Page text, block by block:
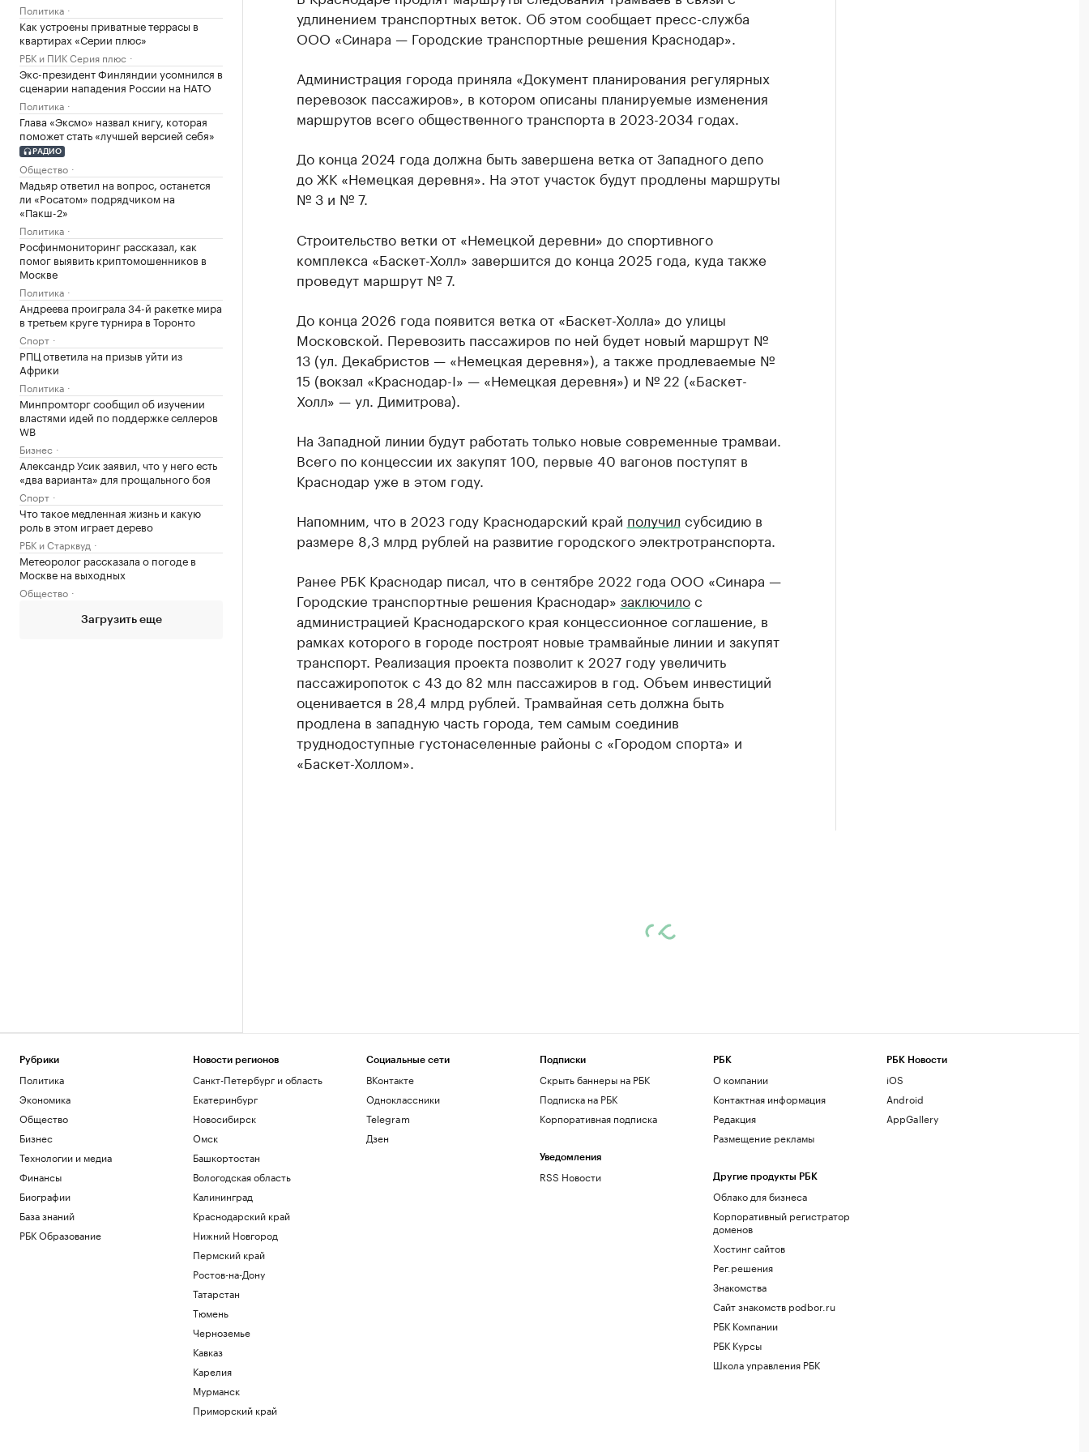
Политика
Как устроены приватные террасы в
квартирах «Серии плюс»
РБК и ПИК Серия плюс
Экс-президент Финляндии усомнился в
сценарии нападения России на НАТО
Политика
Глава «Эксмо» назвал книгу, которая
поможет стать «лучшей версией себя»
РАДИО
Общество
Мадьяр ответил на вопрос, останется
ли «Росатом» подрядчиком на
«Пакш-2»
Политика
Росфинмониторинг рассказал, как
помог выявить криптомошенников в
Москве
Политика
Андреева проиграла 34-й ракетке мира
в третьем круге турнира в Торонто
Спорт
РПЦ ответила на призыв уйти из
Африки
Политика
Минпромторг сообщил об изучении
властями идей по поддержке селлеров
WB
Бизнес
Александр Усик заявил, что у него есть
«два варианта» для прощального боя
Спорт
Что такое медленная жизнь и какую
роль в этом играет дерево
РБК и Старквуд
Метеоролог рассказала о погоде в
Москве на выходных
Общество
Загрузить еще
удлинением транспортных веток. Об этом сообщает пресс-служба
ООО «Синара — Городские транспортные решения Краснодар».
Администрация города приняла «Документ планирования регулярных
перевозок пассажиров», в котором описаны планируемые изменения
маршрутов всего общественного транспорта в 2023-2034 годах.
До конца 2024 года должна быть завершена ветка от Западного депо
до ЖК «Немецкая деревня». На этот участок будут продлены маршруты
№ 3 и № 7.
Строительство ветки от «Немецкой деревни» до спортивного
комплекса «Баскет-Холл» завершится до конца 2025 года, куда также
проведут маршрут № 7.
До конца 2026 года появится ветка от «Баскет-Холла» до улицы
Московской. Перевозить пассажиров по ней будет новый маршрут №
13 (ул. Декабристов — «Немецкая деревня»), а также продлеваемые №
15 (вокзал «Краснодар-I» — «Немецкая деревня») и № 22 («Баскет-
Холл» — ул. Димитрова).
На Западной линии будут работать только новые современные трамваи.
Всего по концессии их закупят 100, первые 40 вагонов поступят в
Краснодар уже в этом году.
Напомним, что в 2023 году Краснодарский край получил субсидию в
размере 8,3 млрд рублей на развитие городского электротранспорта.
Ранее РБК Краснодар писал, что в сентябре 2022 года ООО «Синара —
Городские транспортные решения Краснодар» заключилос
администрацией Краснодарского края концессионное соглашение, в
рамках которого в городе построят новые трамвайные линии и закупят
транспорт. Реализация проекта позволит к 2027 году увеличить
пассажиропоток с 43 до 82 млн пассажиров в год. Объем инвестиций
оценивается в 28,4 млрд рублей. Трамвайная сеть должна быть
продлена в западную часть города, тем самым соединив
труднодоступные густонаселенные районы с «Городом спорта» и
«Баскет-Холлом».
Рубрики
Политика
Экономика
Общество
Бизнес
Технологии и медиа
Финансы
Биографии
База знаний
РБК Образование
Новости регионов
Санкт-Петербург и область
Екатеринбург
Новосибирск
Омск
Башкортостан
Вологодская область
Калининград
Краснодарский край
Нижний Новгород
Пермский край
Ростов-на-Дону
Татарстан
Тюмень
Черноземье
Кавказ
Карелия
Мурманск
Приморский край
Социальные сети
ВКонтакте
Одноклассники
Telegram
Дзен
Подписки
Скрыть баннеры на РБК
Подписка на РБК
Корпоративная подписка
Уведомления
RSS Новости
РБК
О компании
Контактная информация
Редакция
Размещение рекламы
Другие продукты РБК
Облако для бизнеса
Корпоративный регистратор
доменов
Хостинг сайтов
Рег.решения
Знакомства
Сайт знакомств podbor.ru
РБК Компании
РБК Курсы
Школа управления РБК
РБК Новости
iOS
Android
AppGallery